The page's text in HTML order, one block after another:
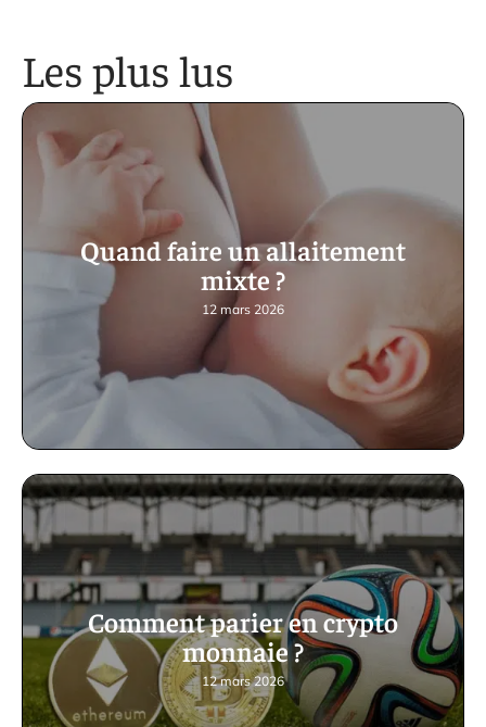
Les plus lus
Quand faire un allaitement
mixte ?
12 mars 2026
Comment parier en crypto
monnaie ?
12 mars 2026